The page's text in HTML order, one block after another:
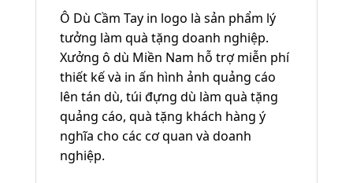
Ô Dù Cầm Tay in logo là sản phẩm lý
tưởng làm quà tặng doanh nghiệp.
Xưởng ô dù Miền Nam hỗ trợ miễn phí
thiết kế và in ấn hình ảnh quảng cáo
lên tán dù, túi đựng dù làm quà tặng
quảng cáo, quà tặng khách hàng ý
nghĩa cho các cơ quan và doanh
nghiệp.